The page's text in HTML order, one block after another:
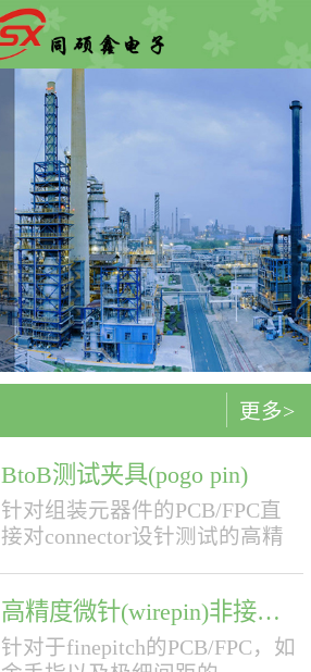
BtoB测试夹具(pogo pin)
针对组装元器件的PCB/FPC直
接对connector设针测试的高精
BtoB connector的接触点与裸板
接触点的情况不同，其精度，
高低程度等等复杂情况对直接
高精度微针(wirepin)非接触夹具
针对于finepitch的PCB/FPC，如
更多>